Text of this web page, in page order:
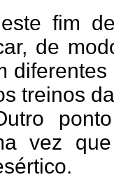
fim
de
treinos
vez